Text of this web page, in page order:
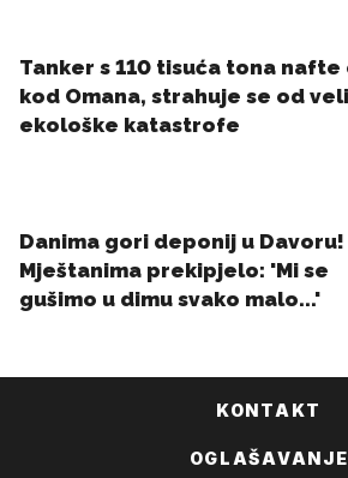
KONTAKT
OGLAŠAVANJE